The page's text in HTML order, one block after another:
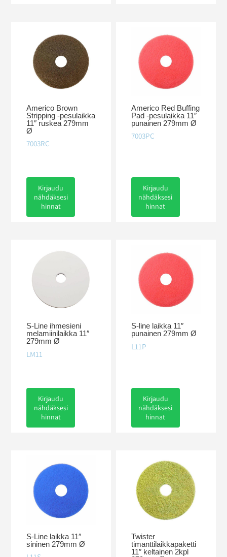
Americo Brown
Stripping -pesulaikka
11″ ruskea 279mm
Ø
7003RC
Kirjaudu
nähdäksesi
hinnat
Americo Red Buffing
Pad -pesulaikka 11″
punainen 279mm Ø
7003PC
Kirjaudu
nähdäksesi
hinnat
S-Line ihmesieni
melamiinilaikka 11″
279mm Ø
LM11
Kirjaudu
nähdäksesi
hinnat
S-line laikka 11″
punainen 279mm Ø
L11P
Kirjaudu
nähdäksesi
hinnat
S-Line laikka 11″
sininen 279mm Ø
Twister
timanttilaikkapaketti
11″ keltainen 2kpl